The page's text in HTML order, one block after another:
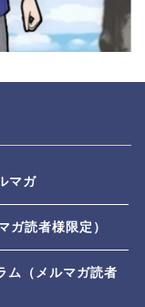
マガ
ガ読者様限定）
ム（メルマガ読者